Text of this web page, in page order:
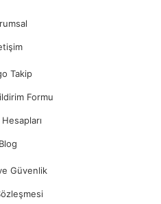
Takip
Formu
Blog
Güvenlik